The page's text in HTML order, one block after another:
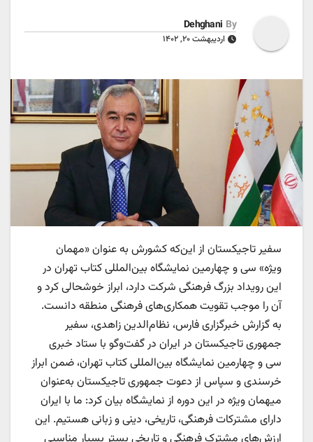
By
Dehghani
اردیبهشت ۲۰, ۱۴۰۲
سفیر تاجیکستان از این‌که کشورش به عنوان «مهمان
ویژه» سی و چهارمین نمایشگاه بین‌المللی کتاب تهران در
این رویداد بزرگ فرهنگی شرکت دارد، ابراز خوشحالی کرد و
آن را موجب تقویت همکاری‌های فرهنگی منطقه دانست.
به گزارش خبرگزاری فارس، نظام‌الدین زاهدی، سفیر
جمهوری تاجیکستان در ایران در گفت‌و‌گو با ستاد خبری
سی و چهارمین نمایشگاه بین‌المللی کتاب تهران، ضمن ابراز
خرسندی و سپاس‌ از دعوت جمهوری تاجیکستان به‌عنوان
میهمان ویژه در این دوره از نمایشگاه بیان کرد: ما با ایران
دارای مشترکات فرهنگی، تاریخی، دینی و زبانی هستیم. این